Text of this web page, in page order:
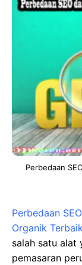
Perbedaan
Perbedaan
Organik Terbaik
salah satu alat
pemasaran